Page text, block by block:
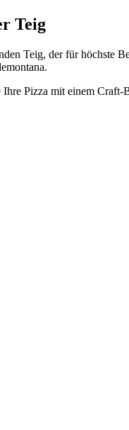
Teig
Teig, der für höchste
Pizza mit einem